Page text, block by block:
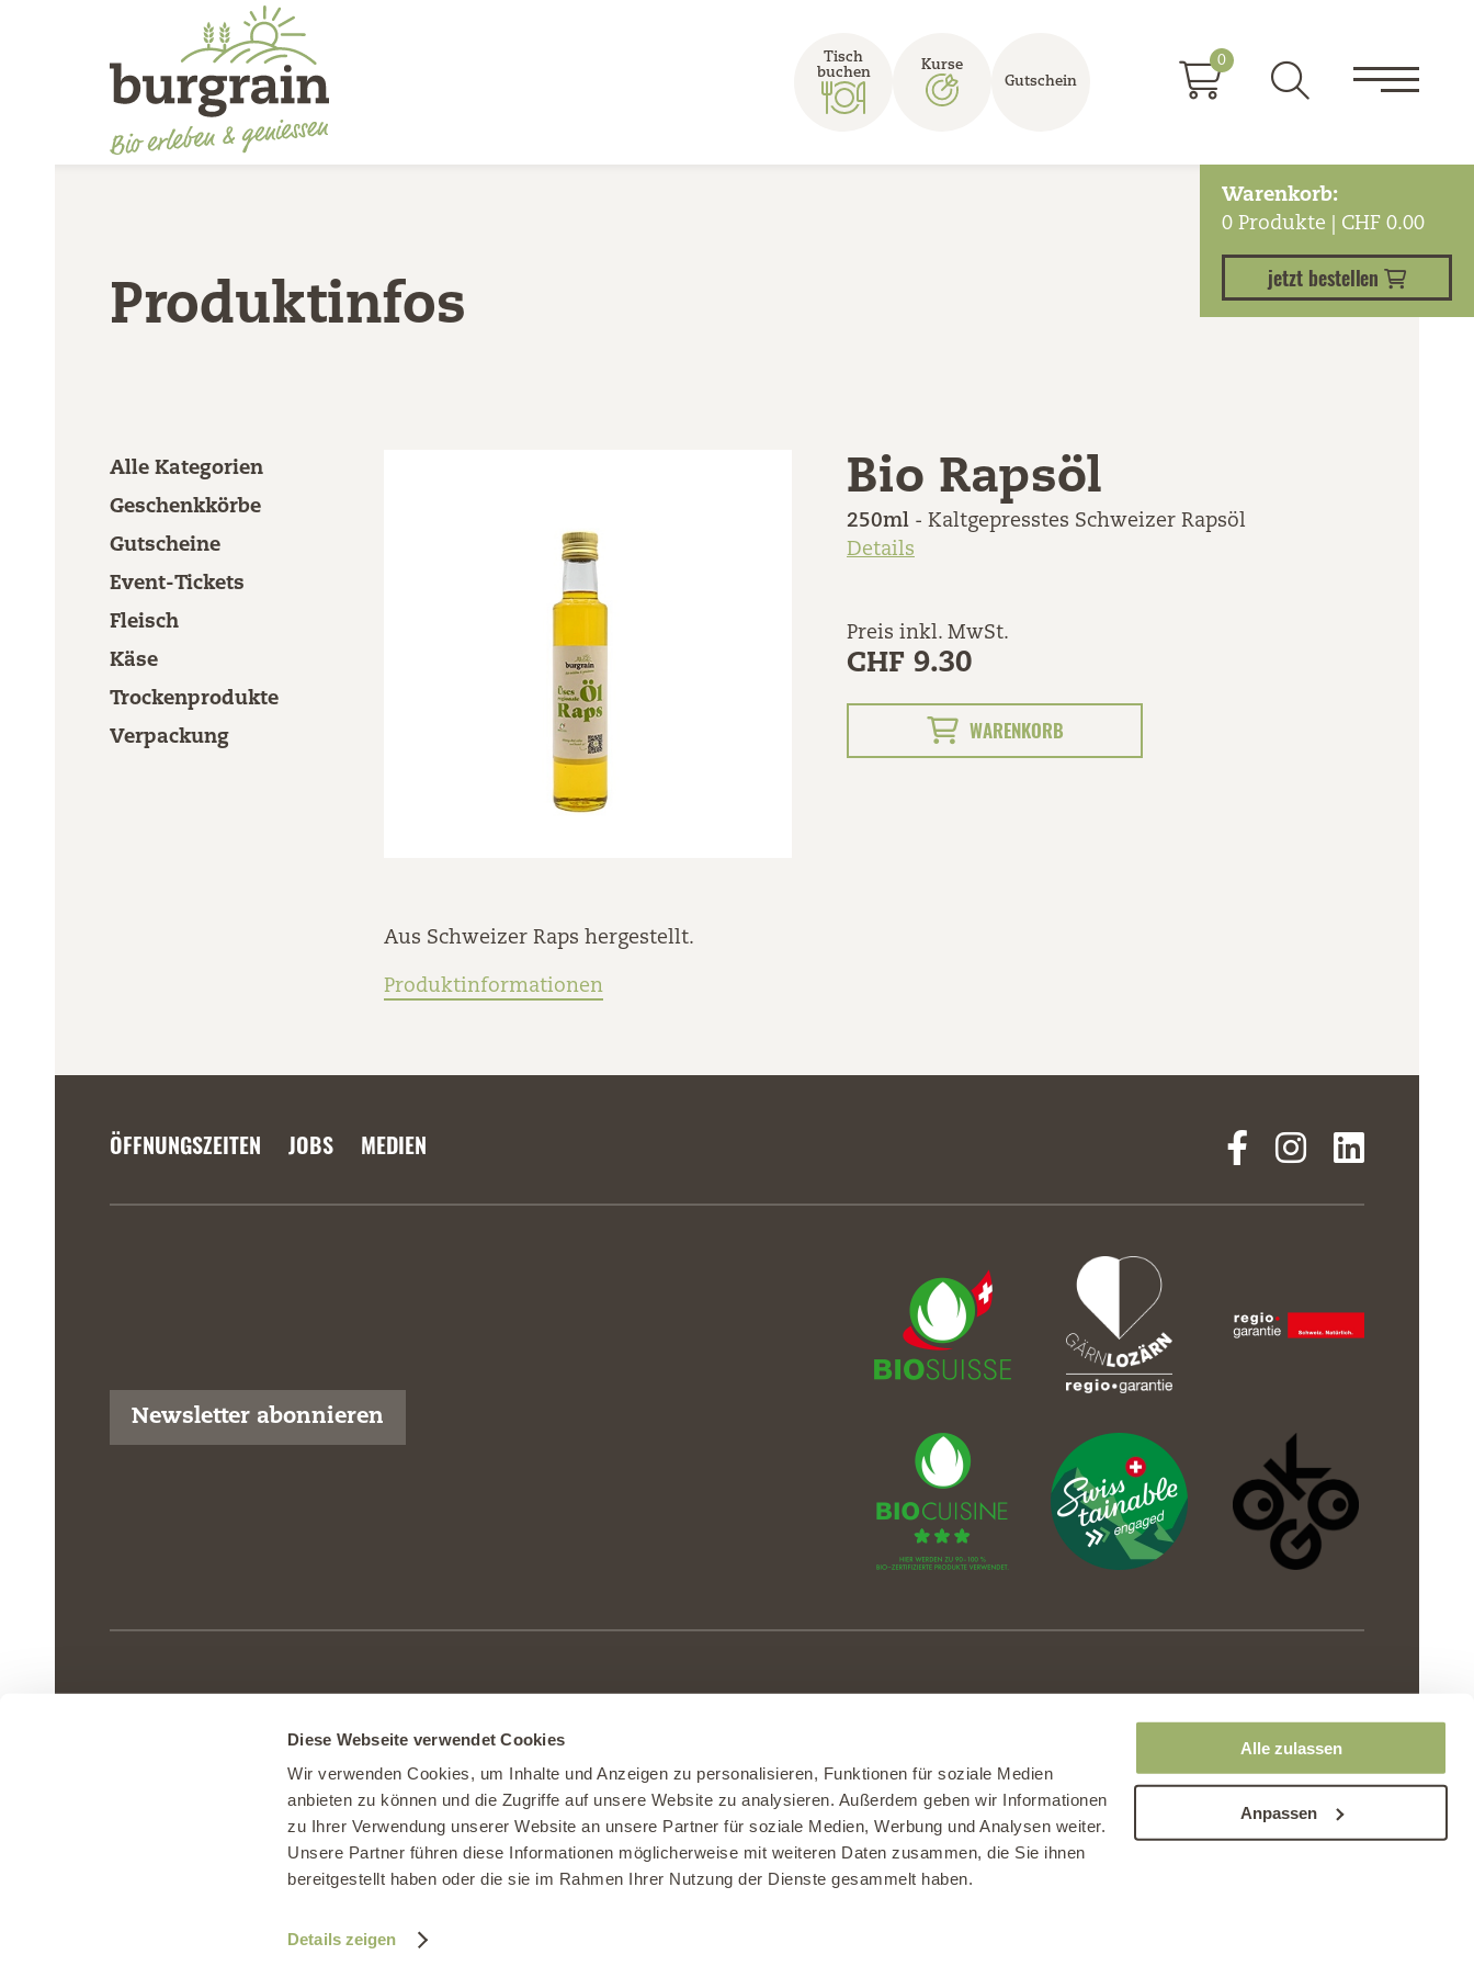
Diese Webseite verwendet Cookies
Wir verwenden Cookies, um Inhalte und Anzeigen zu personalisieren, Funktionen für soziale Medien
anbieten zu können und die Zugriffe auf unsere Website zu analysieren. Außerdem geben wir Informationen
zu Ihrer Verwendung unserer Website an unsere Partner für soziale Medien, Werbung und Analysen weiter.
Unsere Partner führen diese Informationen möglicherweise mit weiteren Daten zusammen, die Sie ihnen
bereitgestellt haben oder die sie im Rahmen Ihrer Nutzung der Dienste gesammelt haben.
Details zeigen
Alle zulassen
Anpassen
Tisch
buchen
Kurse
Gutschein
0
Warenkorb:
0 Produkte | CHF 0.00
jetzt bestellen
Produktinfos
Alle Kategorien
Geschenkkörbe
Gutscheine
Event-Tickets
Fleisch
Käse
Trockenprodukte
Verpackung
Bio Rapsöl
250ml - Kaltgepresstes Schweizer Rapsöl
Details
Preis inkl. MwSt.
CHF 9.30
WARENKORB
Aus Schweizer Raps hergestellt.
Produktinformationen
ÖFFNUNGSZEITEN JOBS MEDIEN
Newsletter abonnieren
Telefon 041 980 57 90
| info@burgrain.ch | www.burgrain.ch
Datenschutz | AGB | Nutzungsbedingungen